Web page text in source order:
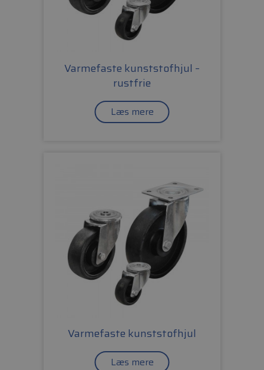
Varmefaste kunststofhjul –
rustfrie
Læs mere
Varmefaste kunststofhjul
Læs mere